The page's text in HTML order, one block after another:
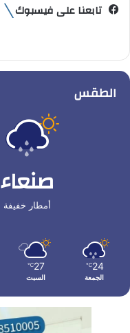
تابعنا على فيسبوك
الطقس
صنعاء
أمطار خفيفة
24
℃
الجمعة
27
℃
السبت